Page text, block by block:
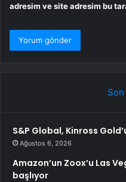
adresim ve site adresim bu
S&P Global, Kinross
Ağustos 6, 2026
Amazon’un Zoox’u Las
başlıyor